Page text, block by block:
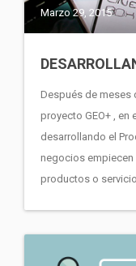
Marzo 29, 2015
Después de meses
proyecto GEO+ ,
desarrollando el
negocios empiecen
productos o